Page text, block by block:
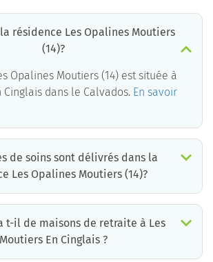
résidence Les Opalines Moutiers
(14)?
Opalines Moutiers (14) est située à
Cinglais dans le Calvados. En savoir
de soins sont délivrés dans la
Les Opalines Moutiers (14)?
t-il de maisons de retraite à Les
Moutiers En Cinglais ?